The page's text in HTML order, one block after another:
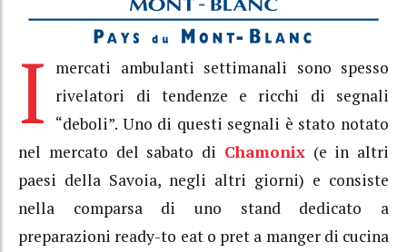
I
mercati ambulanti settimanali sono spesso
rivelatori di tendenze e ricchi di segnali
“deboli”. Uno di questi segnali è stato notato
nel mercato del sabato di Chamonix(e in altri
paesi della Savoia, negli altri giorni) e consiste
nella comparsa di uno stand dedicato a
preparazioni ready-to eat o pret a manger di cucina